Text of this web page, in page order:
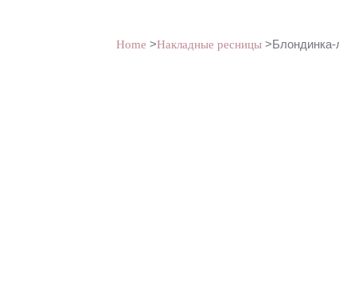
Home >Накладные ресницы>Блондинка-